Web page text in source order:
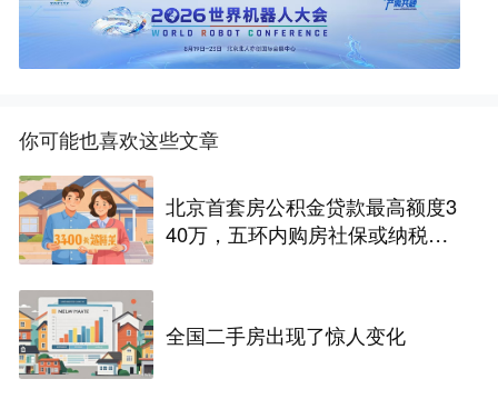
你可能也喜欢这些文章
北京首套房公积金贷款最高额度3
40万，五环内购房社保或纳税满
全国二手房出现了惊人变化